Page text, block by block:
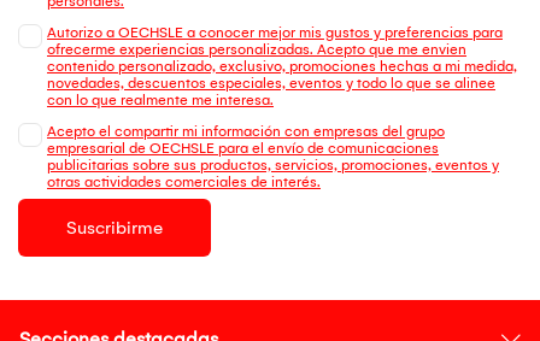
Autorizo a OECHSLE a conocer mejor mis gustos y preferencias para
ofrecerme experiencias personalizadas. Acepto que me envien
contenido personalizado, exclusivo, promociones hechas a mi medida,
novedades, descuentos especiales, eventos y todo lo que se alinee
con lo que realmente me interesa.
Acepto el compartir mi información con empresas del grupo
empresarial de OECHSLE para el envío de comunicaciones
publicitarias sobre sus productos, servicios, promociones, eventos y
otras actividades comerciales de interés.
Suscribirme